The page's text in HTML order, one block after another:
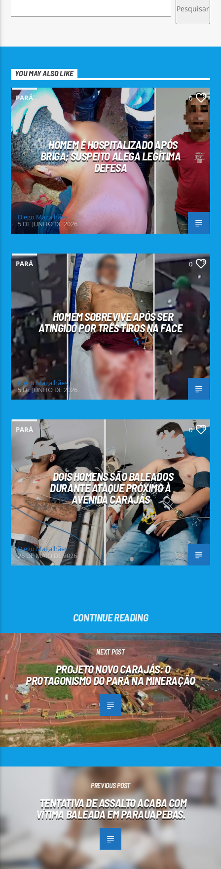
Pesquisar
YOU MAY ALSO LIKE
PARÁ 0
HOMEM É HOSPITALIZADO APÓS
BRIGA; SUSPEITO ALEGA LEGÍTIMA
DEFESA
Diego Magalhães
5 DE JUNHO DE 2026
PARÁ 0
HOMEM SOBREVIVE APÓS SER
ATINGIDO POR TRÊS TIROS NA FACE
Diego Magalhães
5 DE JUNHO DE 2026
PARÁ 0
DOIS HOMENS SÃO BALEADOS
DURANTE ATAQUE PRÓXIMO À
AVENIDA CARAJÁS
Diego Magalhães
25 DE MAIO DE 2026
CONTINUE READING
NEXT POST
PROJETO NOVO CARAJÁS: O
PROTAGONISMO DO PARÁ NA MINERAÇÃO
PREVIOUS POST
TENTATIVA DE ASSALTO ACABA COM
VÍTIMA BALEADA EM PARAUAPEBAS.